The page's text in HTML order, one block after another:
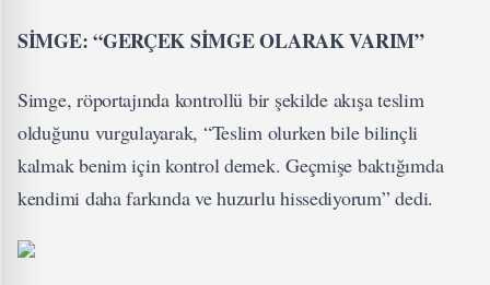
SİMGE: “GERÇEK SİMGE OLARAK VARIM”
Simge, röportajında kontrollü bir şekilde akışa teslim
olduğunu vurgulayarak, “Teslim olurken bile bilinçli
kalmak benim için kontrol demek. Geçmişe baktığımda
kendimi daha farkında ve huzurlu hissediyorum” dedi.